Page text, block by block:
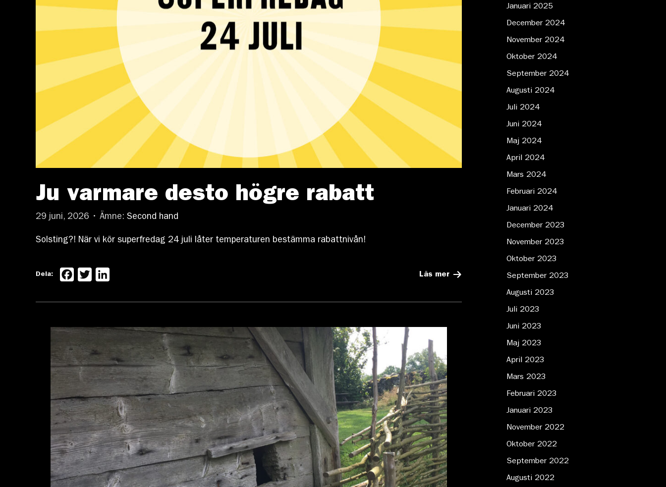
Januari 2025
December 2024
November 2024
Oktober 2024
September 2024
Augusti 2024
Juli 2024
Juni 2024
Maj 2024
April 2024
Mars 2024
Februari 2024
Januari 2024
December 2023
November 2023
Oktober 2023
September 2023
Augusti 2023
Juli 2023
Juni 2023
Maj 2023
April 2023
Mars 2023
Februari 2023
Januari 2023
November 2022
Oktober 2022
September 2022
Augusti 2022
Ju varmare desto högre rabatt
29 juni, 2026 • Ämne: Second hand
Solsting?! När vi kör superfredag 24 juli låter temperaturen bestämma rabattnivån!
Läs mer
Dela: Facebook
Twitter